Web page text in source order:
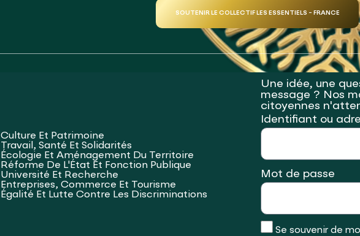
SOUTENIR LE COLLECTIF LES ESSENTIELS - FRANCE
Culture Et Patrimoine
Travail, Santé Et Solidarités
Écologie Et Aménagement Du Territoire
Réforme De L'État Et Fonction Publique
Université Et Recherche
Entreprises, Commerce Et Tourisme
Égalité Et Lutte Contre Les Discriminations
Une idée, une
message ? Nos
citoyennes
Identifiant ou
Mot de passe
Se souvenir de